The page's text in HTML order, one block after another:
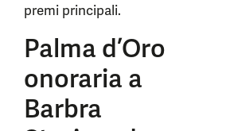
premi principali.
Palma d’Oro
onoraria a
Barbra